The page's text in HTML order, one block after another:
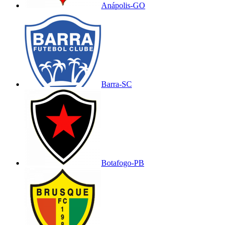
Anápolis-GO
Barra-SC
Botafogo-PB